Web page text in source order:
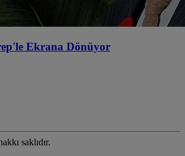
Ekrana Dönüyor
saklıdır.